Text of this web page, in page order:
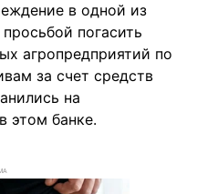
в одной из
погасить
агропредприятий по
за счет средств
на
этом банке.